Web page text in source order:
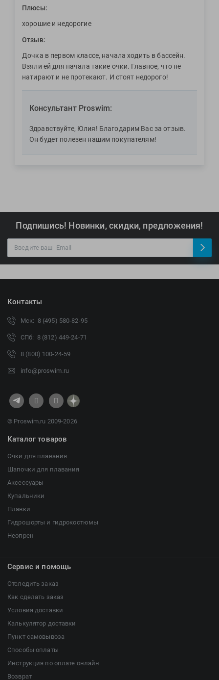
Плюсы:
хорошие и недорогие
Отзыв:
Дочка в первом классе, начала ходить в бассейн.
Взяли ей для начала такие очки. Главное, что не
натирают и не протекают. И стоят недорого!
Консультант Proswim:
Здравствуйте, Юлия! Благодарим Вас за отзыв.
Он будет полезен нашим покупателям!
Подпишись! Новинки, скидки, предложения!
Контакты
Мск: 8 (495) 580-82-95
СПб: 8 (812) 449-24-71
8 (800) 100-24-59
info@proswim.ru
© Proswim.ru 2009-2026
Каталог товаров
Очки для плавания
Шапочки для плавания
Аксессуары
Купальники
Плавки
Гидрошорты и гидрокостюмы
Неопрен
Сервис и помощь
Отследить заказ
Как сделать заказ
Условия доставки
Калькулятор доставки
Пункт самовывоза
Способы оплаты
Инструкция по оплате онлайн
Возврат